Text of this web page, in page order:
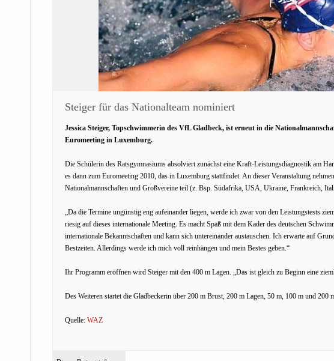
Steiger für das Nationalteam nominiert
Jessica Steiger, Topschwimmerin des VfL Gladbeck, ist erneut in die
Euromeeting in Luxemburg.
Die Schülerin des Ratsgymnasiums absolviert zunächst eine Kraft-Leistungsdiagnostik am
es dann zum Euromeeting 2010, das in Luxemburg stattfindet. An dieser Veranstaltung
Nationalmannschaften und Großvereine teil (z. Bsp. Südafrika, USA, Ukraine, Frankreich,
„Da die Termine ungünstig eng aufeinander liegen, werde ich zwar von den Leistungstests
riesig auf dieses internationale Meeting. Es macht Spaß mit dem Kader des deutschen
internationale Bekanntschaften und kann sich untereinander austauschen. Ich erwarte auf
Bestzeiten. Allerdings werde ich mich voll reinhängen und mein Bestes geben.“
Ihr Programm eröffnen wird Steiger mit den 400 m Lagen. „Das ist gleich zu Beginn eine
Des Weiteren startet die Gladbeckerin über 200 m Brust, 200 m Lagen, 50 m, 100 m und 200
Quelle: WAZ